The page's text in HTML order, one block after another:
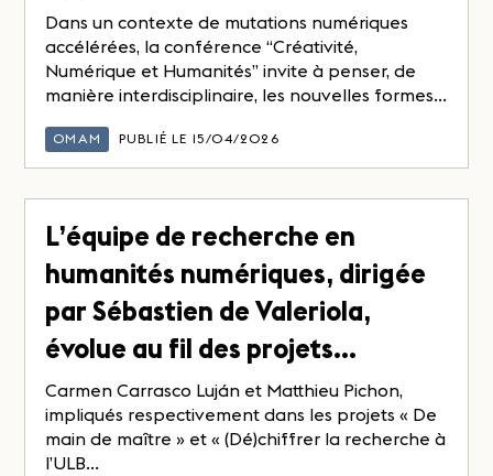
Dans un contexte de mutations numériques
accélérées, la conférence “Créativité,
Numérique et Humanités” invite à penser, de
manière interdisciplinaire, les nouvelles formes...
OMAM PUBLIÉ LE 15/04/2026
L’équipe de recherche en
humanités numériques, dirigée
par Sébastien de Valeriola,
évolue au fil des projets…
Carmen Carrasco Luján et Matthieu Pichon,
impliqués respectivement dans les projets « De
main de maître » et « (Dé)chiffrer la recherche à
l’ULB...